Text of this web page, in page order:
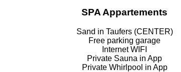
SPA Appartements
Sand in Taufers (CENTER)
Free parking garage
Internet WIFI
Private Sauna in App
Private Whirlpool in App